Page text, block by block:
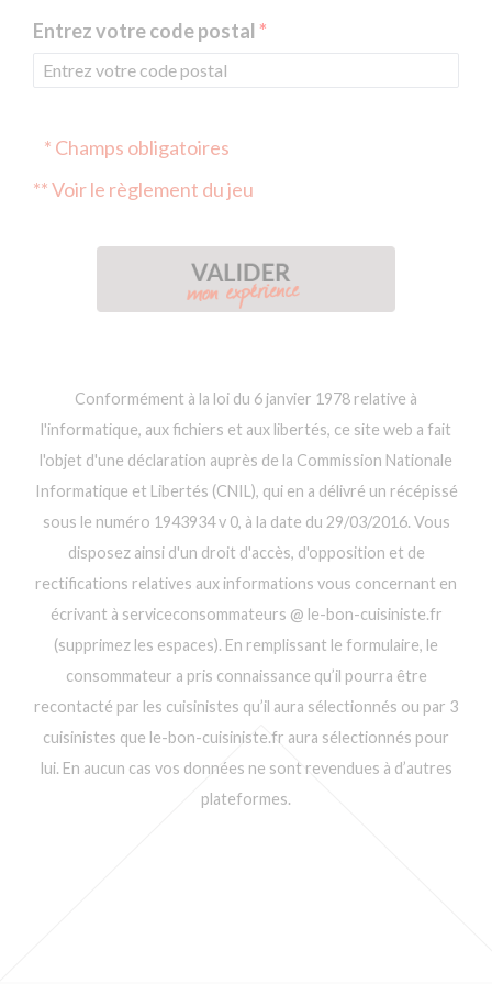
Entrez votre code postal
* Champs obligatoires
** Voir le règlement du jeu
Conformément à la loi du 6 janvier 1978 relative à
l'informatique, aux fichiers et aux libertés, ce site web a fait
l'objet d'une déclaration auprès de la Commission Nationale
Informatique et Libertés (CNIL), qui en a délivré un récépissé
sous le numéro 1943934 v 0, à la date du 29/03/2016. Vous
disposez ainsi d'un droit d'accès, d'opposition et de
rectifications relatives aux informations vous concernant en
écrivant à serviceconsommateurs @ le-bon-cuisiniste.fr
(supprimez les espaces). En remplissant le formulaire, le
consommateur a pris connaissance qu’il pourra être
recontacté par les cuisinistes qu’il aura sélectionnés ou par 3
cuisinistes que le-bon-cuisiniste.fr aura sélectionnés pour
lui. En aucun cas vos données ne sont revendues à d’autres
plateformes.